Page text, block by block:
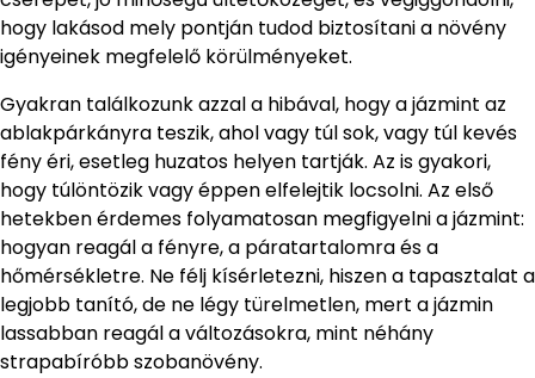
hogy lakásod mely pontján tudod biztosítani a növény
igényeinek megfelelő körülményeket.
Gyakran találkozunk azzal a hibával, hogy a jázmint az
ablakpárkányra teszik, ahol vagy túl sok, vagy túl kevés
fény éri, esetleg huzatos helyen tartják. Az is gyakori,
hogy túlöntözik vagy éppen elfelejtik locsolni. Az első
hetekben érdemes folyamatosan megfigyelni a jázmint:
hogyan reagál a fényre, a páratartalomra és a
hőmérsékletre. Ne félj kísérletezni, hiszen a tapasztalat a
legjobb tanító, de ne légy türelmetlen, mert a jázmin
lassabban reagál a változásokra, mint néhány
strapabíróbb szobanövény.